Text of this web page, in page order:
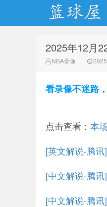
NBA录像网
2025年12月
NBA录像
看录像不迷路
点击查看： 本
[英文解说-腾
[中文解说-腾
[中文解说-腾